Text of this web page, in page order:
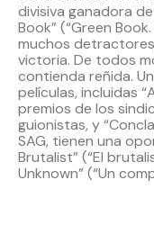
divisiva ganadora
Book” (“Green
muchos
victoria. De todos
contienda reñida.
películas, incluidas
premios de los
guionistas, y
SAG, tienen una
Brutalist” (“El
Unknown” (“Un